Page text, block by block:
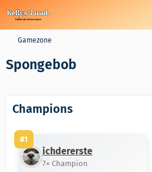
Gamezone
Spongebob
Champions
#1
ichdererste
7× Champion